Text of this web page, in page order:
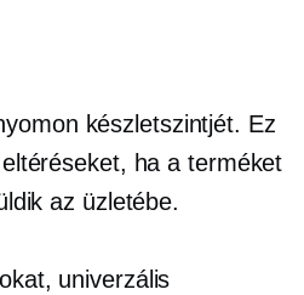
készletszintjét. Ez
ha a terméket
az üzletébe.
univerzális